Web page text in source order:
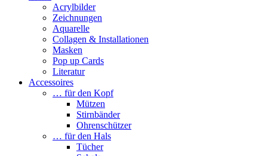
Acrylbilder
Zeichnungen
Aquarelle
Collagen & Installationen
Masken
Pop up Cards
Literatur
Accessoires
… für den Kopf
Mützen
Stirnbänder
Ohrenschützer
… für den Hals
Tücher